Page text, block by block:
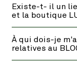
Existe-t- il un
et la boutique
À qui dois-je
relatives au